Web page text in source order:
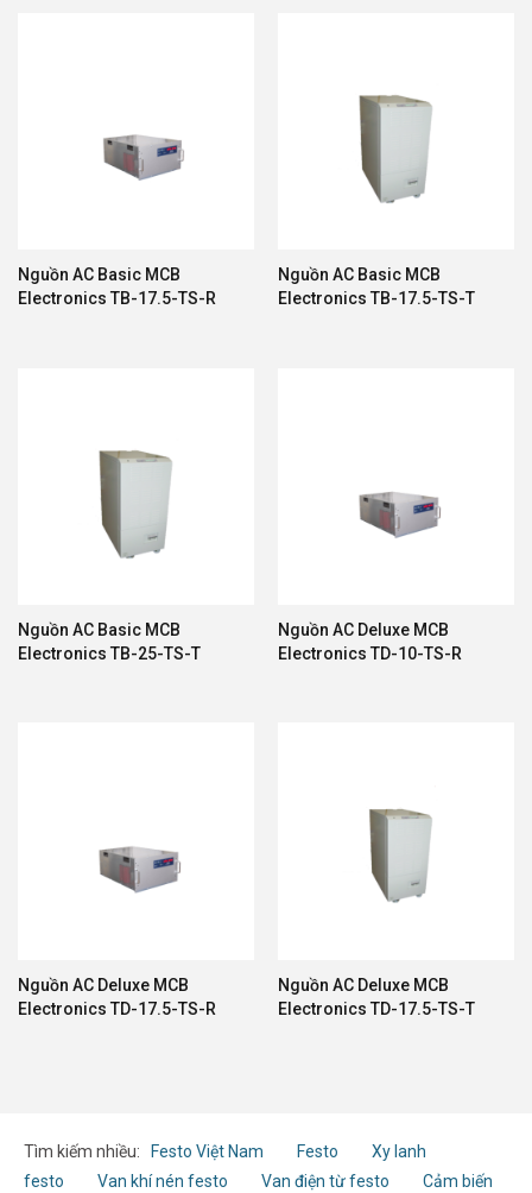
Nguồn AC Basic MCB
Electronics TB-17.5-TS-R
Nguồn AC Basic MCB
Electronics TB-17.5-TS-T
Nguồn AC Basic MCB
Electronics TB-25-TS-T
Nguồn AC Deluxe MCB
Electronics TD-10-TS-R
Nguồn AC Deluxe MCB
Electronics TD-17.5-TS-R
Nguồn AC Deluxe MCB
Electronics TD-17.5-TS-T
Tìm kiếm nhiều: Festo Việt Nam Festo
Xy lanh
festo
Van khí nén festo Van điện từ festo
Cảm biến